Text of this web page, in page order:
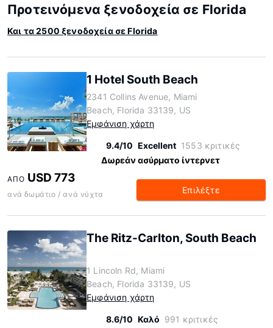
Προτεινόμενα ξενοδοχεία σε Florida
Και τα 2500 ξενοδοχεία σε Florida
1 Hotel South Beach
2341 Collins Avenue, Miami
Beach, Florida 33139, US
Εμφάνιση χάρτη
9.4/10 Excellent 1553 κριτικές
Δωρεάν ασύρματο ίντερνετ
ΑΠΌ USD 773
ανά δωμάτιο / ανά νύχτα Επιλέξτε
The Ritz-Carlton, South Beach
1 Lincoln Rd, Miami
Beach, Florida 33139, US
Εμφάνιση χάρτη
8.6/10 Καλό 991 κριτικές